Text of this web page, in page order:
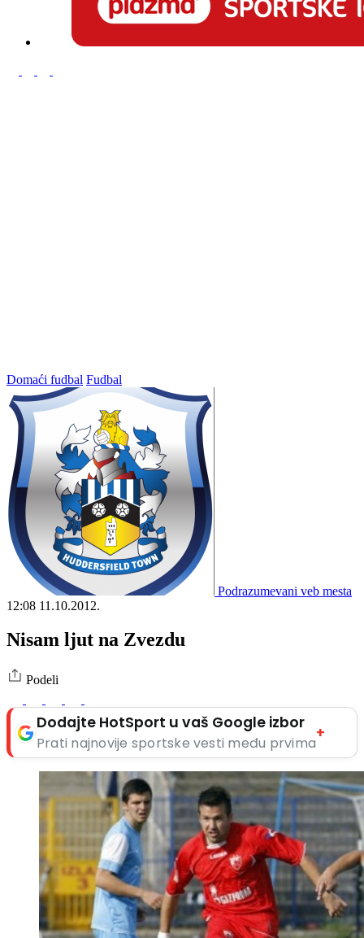
Domaći fudbal Fudbal
Podrazumevani veb mesta
12:08 11.10.2012.
Nisam ljut na Zvezdu
Podeli
Dodajte HotSport u vaš Google izbor
Prati najnovije sportske vesti među prvima
+